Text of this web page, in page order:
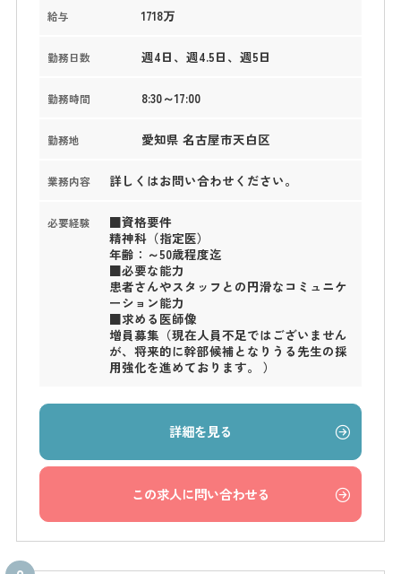
給与 1718万
勤務日数 週4日、週4.5日、週5日
勤務時間 8:30～17:00
勤務地 愛知県 名古屋市天白区
業務内容 詳しくはお問い合わせください。
必要経験
■資格要件
精神科（指定医）
年齢：～50歳程度迄
■必要な能力
患者さんやスタッフとの円滑なコミュニケ
ーション能力
■求める医師像
増員募集（現在人員不足ではございません
が、将来的に幹部候補となりうる先生の採
用強化を進めております。 ）
詳細を見る
この求人に問い合わせる